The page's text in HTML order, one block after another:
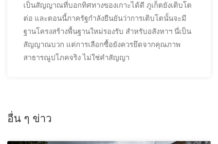
เป็นสัญญาณที่บอกทิศทางของเกาะได้ดี ภูเก็ตยังเติบโต
ต่อ และตอนนี้ภาครัฐกำลังยืนยันว่าการเติบโตนั้นจะมี
ฐานโครงสร้างพื้นฐานใหม่รองรับ สำหรับอสังหาฯ นี่เป็น
สัญญาณบวก แต่การเลือกซื้อยังควรยึดจากคุณภาพ
สาธารณูปโภคจริง ไม่ใช่คำสัญญา
อื่น ๆ ข่าว